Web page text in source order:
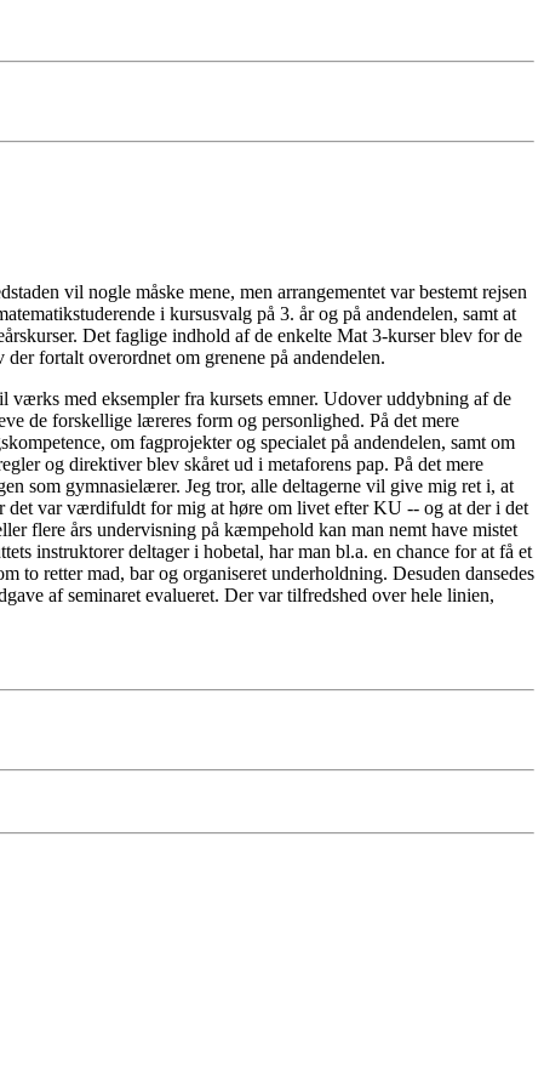
vil nogle måske mene, men arrangementet var bestemt rejsen
i kursusvalg på 3. år og på andendelen, samt at
Det faglige indhold af de enkelte Mat 3-kurser blev for de
fortalt overordnet om grenene på andendelen.
med eksempler fra kursets emner. Udover uddybning af de
de forskellige læreres form og personlighed. På det mere
om fagprojekter og specialet på andendelen, samt om
og direktiver blev skåret ud i metaforens pap. På det mere
som gymnasielærer. Jeg tror, alle deltagerne vil give mig ret i, at
det var værdifuldt for mig at høre om livet efter KU -- og at der i det
flere års undervisning på kæmpehold kan man nemt have mistet
instruktorer deltager i hobetal, har man bl.a. en chance for at få et
retter mad, bar og organiseret underholdning. Desuden dansedes
af seminaret evalueret. Der var tilfredshed over hele linien,